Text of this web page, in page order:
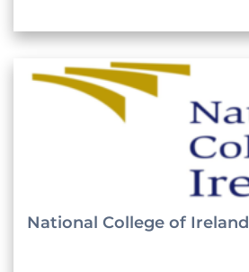
National College of Ireland